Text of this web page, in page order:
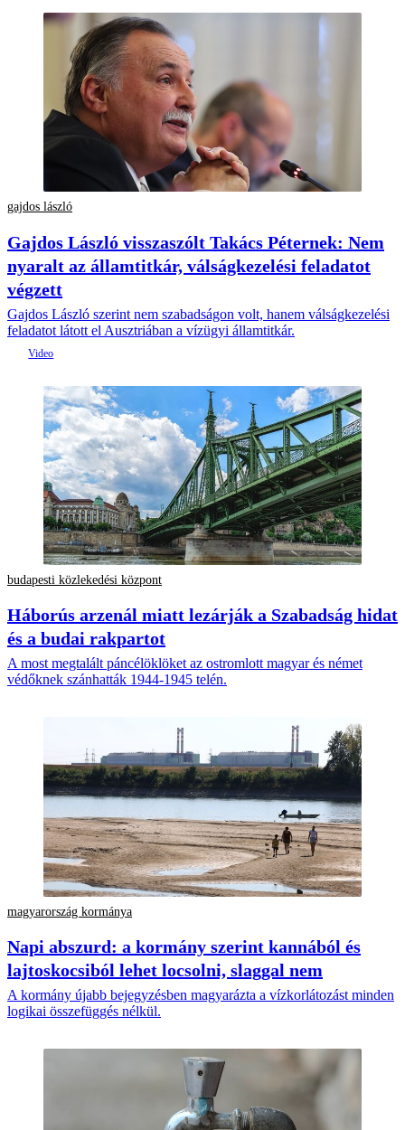
gajdos lászló
Gajdos László visszaszólt Takács Péternek: Nem
nyaralt az államtitkár, válságkezelési feladatot
végzett
Gajdos László szerint nem szabadságon volt, hanem válságkezelési
feladatot látott el Ausztriában a vízügyi államtitkár.
budapesti közlekedési központ
Háborús arzenál miatt lezárják a Szabadság hidat
és a budai rakpartot
A most megtalált páncélöklöket az ostromlott magyar és német
védőknek szánhatták 1944-1945 telén.
magyarország kormánya
Napi abszurd: a kormány szerint kannából és
lajtoskocsiból lehet locsolni, slaggal nem
A kormány újabb bejegyzésben magyarázta a vízkorlátozást minden
logikai összefüggés nélkül.